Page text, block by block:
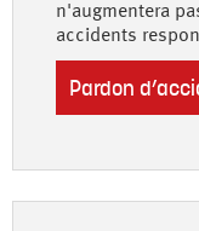
n'augmentera
accidents
Pardon